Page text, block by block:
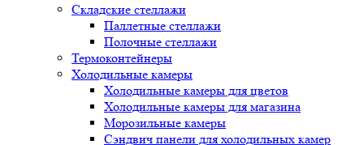
Складские стеллажи
Паллетные стеллажи
Полочные стеллажи
Термоконтейнеры
Холодильные камеры
Холодильные камеры для цветов
Холодильные камеры для магазина
Морозильные камеры
Сэндвич панели для холодильных камер